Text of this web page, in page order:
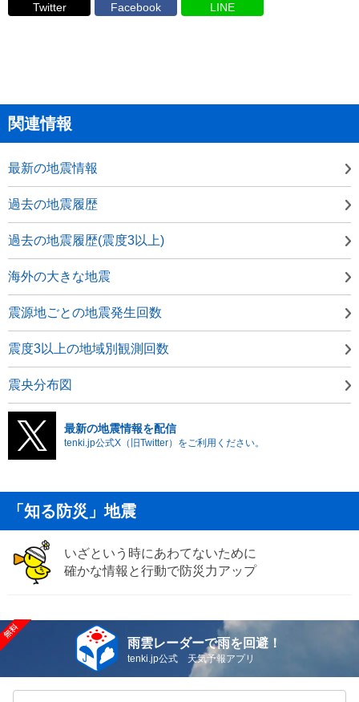
Twitter Facebook LINE
関連情報
最新の地震情報
過去の地震履歴
過去の地震履歴(震度3以上)
海外の大きな地震
震源地ごとの地震発生回数
震度3以上の地域別観測回数
震央分布図
最新の地震情報を配信
tenki.jp公式X（旧Twitter）をご利用ください。
「知る防災」地震
いざという時にあわてないために
確かな情報と行動で防災力アップ
雨雲レーダーで雨を回避！
tenki.jp公式 天気予報アプリ